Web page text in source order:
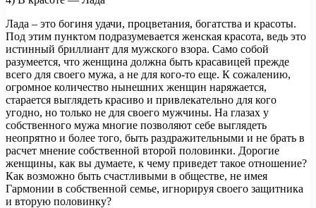
Лада – это богиня удачи, процветания, богатства и красоты.
Под этим пунктом подразумевается женская красота, ведь это
истинный бриллиант для мужского взора. Само собой
разумеется, что женщина должна быть красавицей прежде
всего для своего мужа, а не для кого-то еще. К сожалению,
огромное количество нынешних женщин наряжается,
старается выглядеть красиво и привлекательно для кого
угодно, но только не для своего мужчины. На глазах у
собственного мужа многие позволяют себе выглядеть
неопрятно и более того, быть раздражительными и не брать в
расчет мнение собственной второй половинки. Дорогие
женщины, как вы думаете, к чему приведет такое отношение?
Как возможно быть счастливыми в обществе, не имея
Гармонии в собственной семье, игнорируя своего защитника
и вторую половинку?